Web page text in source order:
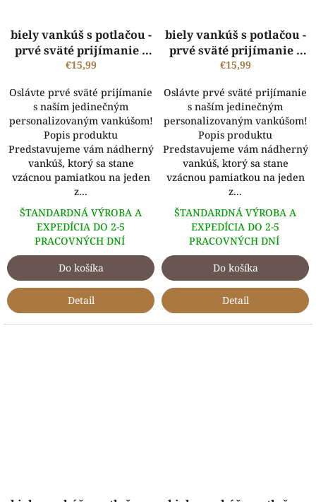
biely vankúš s potlačou -
prvé sväté prijímanie s
vlastným menom pre
€15,99
Oslávte prvé sväté prijímanie
s naším jedinečným
personalizovaným vankúšom!
Popis produktu
Predstavujeme vám nádherný
vankúš, ktorý sa stane
vzácnou pamiatkou na jeden
z...
ŠTANDARDNÁ VÝROBA A
EXPEDÍCIA DO 2-5
PRACOVNÝCH DNÍ
Do košíka
Detail
biely vankúš s potlačou -
prvé sväté prijímanie s
vlastným menom
€15,99
Oslávte prvé sväté prijímanie
s naším jedinečným
personalizovaným vankúšom!
Popis produktu
Predstavujeme vám nádherný
vankúš, ktorý sa stane
vzácnou pamiatkou na jeden
z...
ŠTANDARDNÁ VÝROBA A
EXPEDÍCIA DO 2-5
PRACOVNÝCH DNÍ
Do košíka
Detail